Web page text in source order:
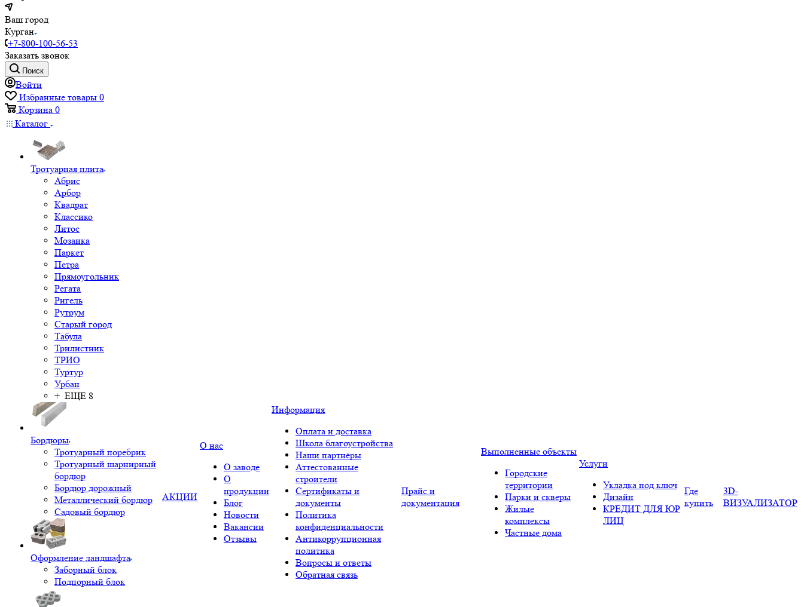
Ваш город
Курган
+7-800-100-56-53
Заказать звонок
Поиск
Войти
Избранные товары 0
Корзина 0
Каталог
Тротуарная плита
Абрис
Арбор
Квадрат
Классико
Литос
Мозаика
Паркет
Петра
Прямоугольник
Регата
Ригель
Рутрум
Старый город
Табула
Трилистник
ТРИО
Туртур
Урбан
+ ЕЩЕ 8
Бордюры
Тротуарный поребрик
Тротуарный шарнирный
бордюр
Бордюр дорожный
Металлический бордюр
Садовый бордюр
Оформление ландшафта
Заборный блок
Подпорный блок
АКЦИИ
О нас
О заводе
О
продукции
Блог
Новости
Вакансии
Отзывы
Информация
Оплата и доставка
Школа благоустройства
Наши партнёры
Аттестованные
строители
Сертификаты и
документы
Политика
конфиденциальности
Антикоррупционная
политика
Вопросы и ответы
Обратная связь
Прайс и
документация
Выполненные объекты
Городские
территории
Парки и скверы
Жилые
комплексы
Частные дома
Услуги
Укладка под ключ
Дизайн
КРЕДИТ ДЛЯ ЮР
ЛИЦ
Где
купить
3D-
ВИЗУАЛИЗАТОР